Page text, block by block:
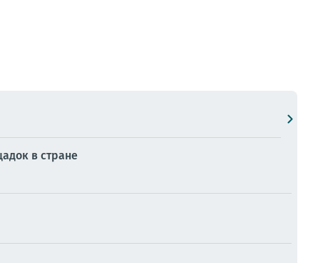
в стране